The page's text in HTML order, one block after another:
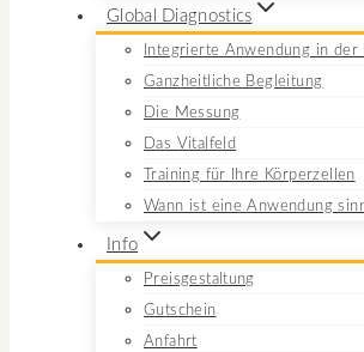
Global Diagnostics
Integrierte Anwendung in der
Ganzheitliche Begleitung
Die Messung
Das Vitalfeld
Training für Ihre Körperzellen
Wann ist eine Anwendung
Info
Preisgestaltung
Gutschein
Anfahrt